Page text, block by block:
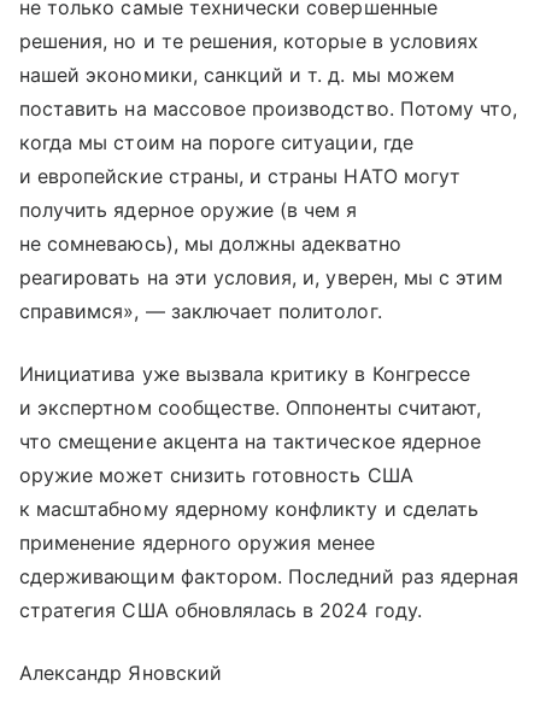
не только самые технически совершенные
решения, но и те решения, которые в условиях
нашей экономики, санкций и т. д. мы можем
поставить на массовое производство. Потому что,
когда мы стоим на пороге ситуации, где
и европейские страны, и страны НАТО могут
получить ядерное оружие (в чем я
не сомневаюсь), мы должны адекватно
реагировать на эти условия, и, уверен, мы с этим
справимся», — заключает политолог.
Инициатива уже вызвала критику в Конгрессе
и экспертном сообществе. Оппоненты считают,
что смещение акцента на тактическое ядерное
оружие может снизить готовность США
к масштабному ядерному конфликту и сделать
применение ядерного оружия менее
сдерживающим фактором. Последний раз ядерная
стратегия США обновлялась в 2024 году.
Александр Яновский